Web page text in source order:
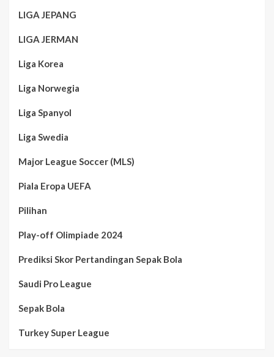
LIGA JEPANG
LIGA JERMAN
Liga Korea
Liga Norwegia
Liga Spanyol
Liga Swedia
Major League Soccer (MLS)
Piala Eropa UEFA
Pilihan
Play-off Olimpiade 2024
Prediksi Skor Pertandingan Sepak Bola
Saudi Pro League
Sepak Bola
Turkey Super League